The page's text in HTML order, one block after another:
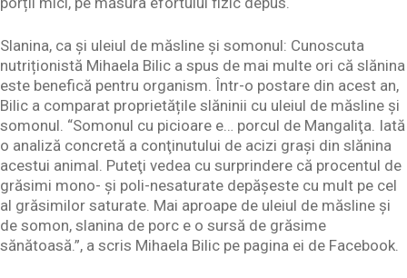
Slanina, ca și uleiul de măsline și somonul: Cunoscuta
nutriționistă Mihaela Bilic a spus de mai multe ori că slănina
este benefică pentru organism. Într-o postare din acest an,
Bilic a comparat proprietățile slăninii cu uleiul de măsline și
somonul. “Somonul cu picioare e… porcul de Mangaliţa. Iată
o analiză concretă a conţinutului de acizi graşi din slănina
acestui animal. Puteţi vedea cu surprindere că procentul de
grăsimi mono- şi poli-nesaturate depăşeste cu mult pe cel
al grăsimilor saturate. Mai aproape de uleiul de măsline şi
de somon, slanina de porc e o sursă de grăsime
sănătoasă.”, a scris Mihaela Bilic pe pagina ei de Facebook.